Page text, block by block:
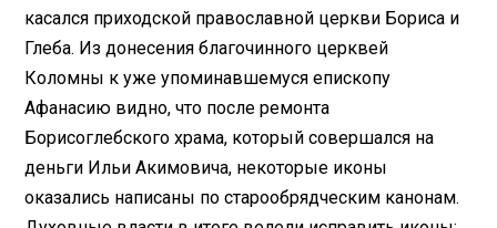
касался приходской православной церкви Бориса и
Глеба. Из донесения благочинного церквей
Коломны к уже упоминавшемуся епископу
Афанасию видно, что после ремонта
Борисоглебского храма, который совершался на
деньги Ильи Акимовича, некоторые иконы
оказались написаны по старообрядческим канонам.